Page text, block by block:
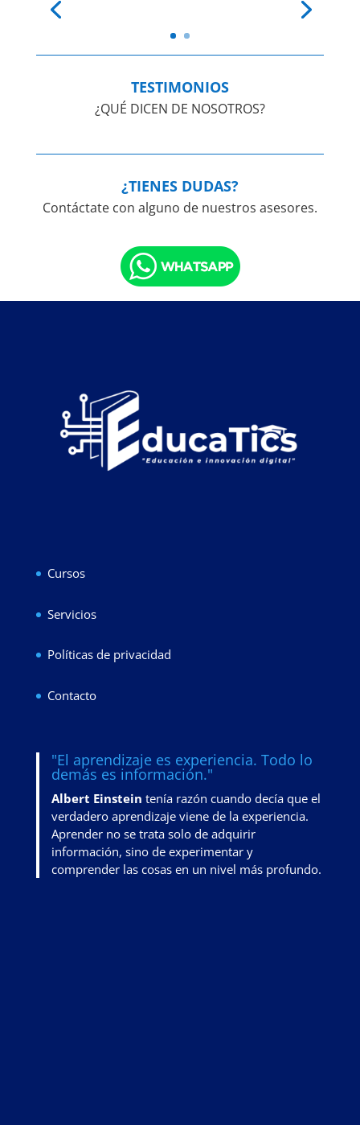
TESTIMONIOS
¿QUÉ DICEN DE NOSOTROS?
¿TIENES DUDAS?
Contáctate con alguno de nuestros asesores.
Cursos
Servicios
Políticas de privacidad
Contacto
"El aprendizaje es experiencia. Todo lo
demás es información."
Albert Einstein tenía razón cuando decía que el
verdadero aprendizaje viene de la experiencia.
Aprender no se trata solo de adquirir
información, sino de experimentar y
comprender las cosas en un nivel más profundo.